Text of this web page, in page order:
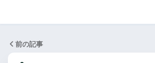
前の記事